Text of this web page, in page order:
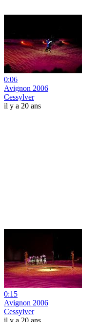
0:06
Avignon 2006
Cessylver
il y a 20 ans
0:15
Avignon 2006
Cessylver